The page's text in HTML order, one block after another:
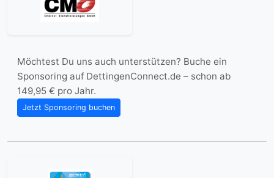
Möchtest Du uns auch unterstützen? Buche ein
Sponsoring auf DettingenConnect.de – schon ab
149,95 € pro Jahr.
Jetzt Sponsoring buchen